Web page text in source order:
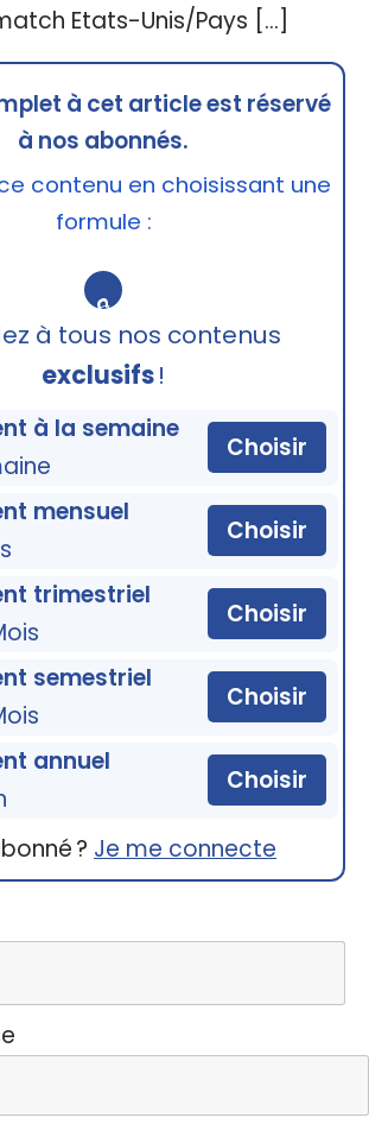
Etats-Unis/Pays […]
à cet article est réservé
à nos abonnés.
contenu en choisissant une
formule :
🔒
à tous nos contenus
exclusifs!
à la semaine
Choisir
mensuel
Choisir
trimestriel
Choisir
semestriel
Choisir
annuel
Choisir
? Je me connecte